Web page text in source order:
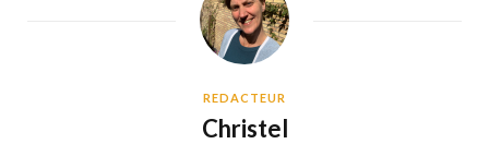
REDACTEUR
Christel